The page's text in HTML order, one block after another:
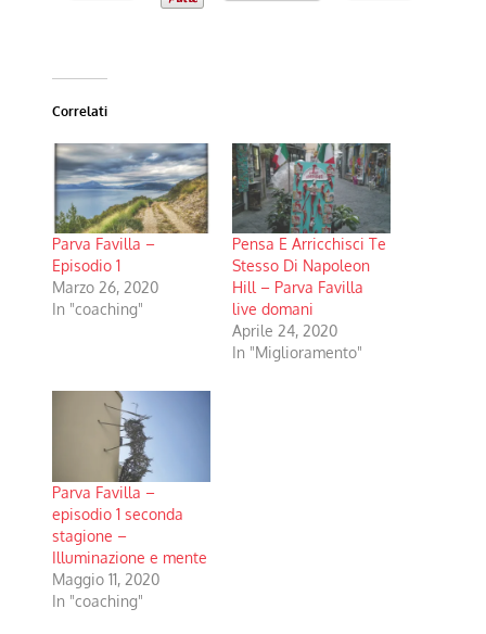
Correlati
Parva Favilla –
Episodio 1
Marzo 26, 2020
In "coaching"
Pensa E Arricchisci Te
Stesso Di Napoleon
Hill – Parva Favilla
live domani
Aprile 24, 2020
In "Miglioramento"
Parva Favilla –
episodio 1 seconda
stagione –
Illuminazione e mente
Maggio 11, 2020
In "coaching"